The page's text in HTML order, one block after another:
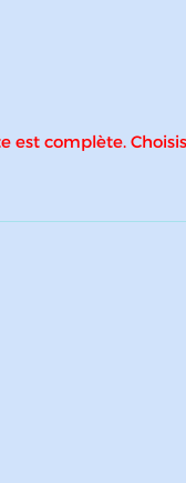
est complète.